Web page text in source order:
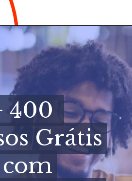
400
Grátis
com
400
Grátis
com